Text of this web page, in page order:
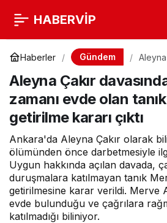
HABERVİP
Haberler Gündem
Aleyna
olan
kararı
Aleyna Çakır
zamanı evde olan
getirilme kararı çıktı
Ankara'da Aleyna Çakır olarak
ölümünden önce darbetmesiyle
Uygun hakkında açılan davada,
duruşmalara katılmayan tanık
getirilmesine karar verildi. Merve
evde bulunduğu ve çağrılara
katılmadığı biliniyor.